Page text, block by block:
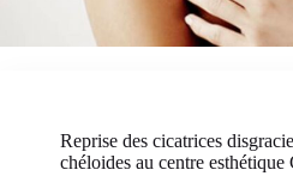
Reprise des cicatrices
chéloides au centre